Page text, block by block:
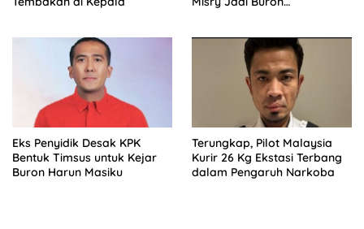
Eks Penyidik Desak KPK
Bentuk Timsus untuk Kejar
Buron Harun Masiku
Terungkap, Pilot Malaysia
Kurir 26 Kg Ekstasi Terbang
dalam Pengaruh Narkoba